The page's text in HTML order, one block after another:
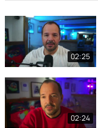
02:25
02:24